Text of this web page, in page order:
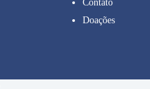
Contato
Doações